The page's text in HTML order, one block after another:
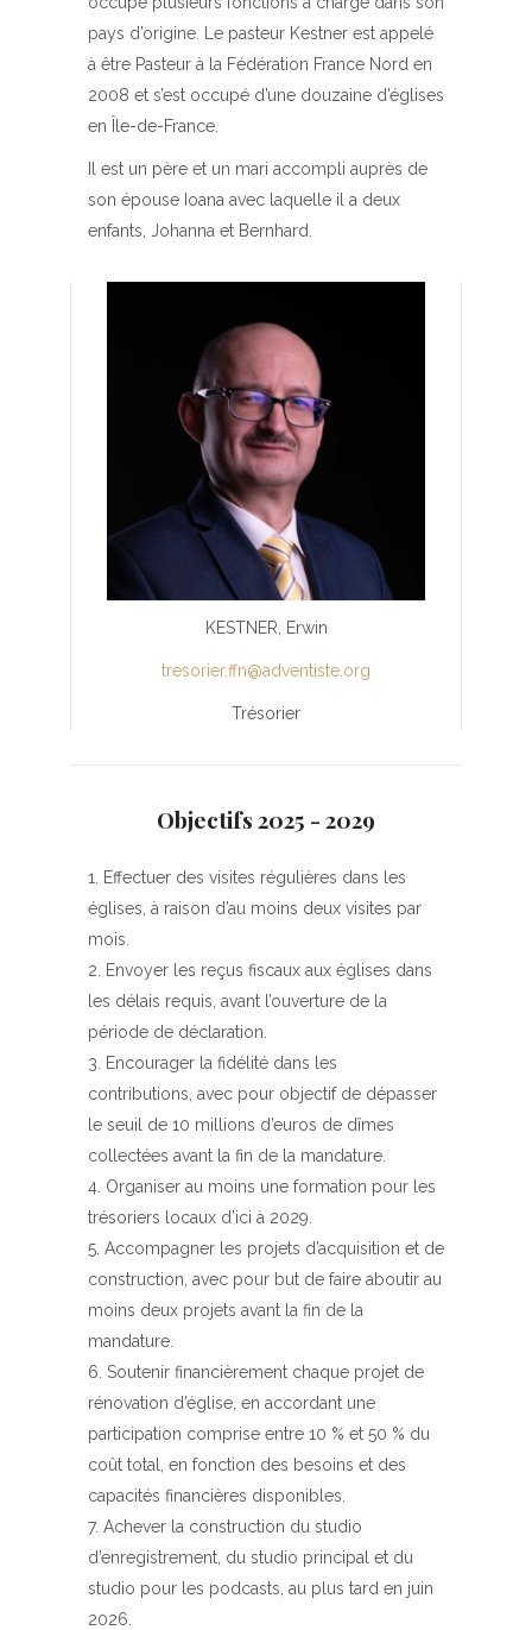
pays d’origine. Le pasteur Kestner est appelé
à être Pasteur à la Fédération France Nord en
2008 et s’est occupé d’une douzaine d’églises
en Île-de-France.
Il est un père et un mari accompli auprès de
son épouse Ioana avec laquelle il a deux
enfants, Johanna et Bernhard.
KESTNER, Erwin
tresorier.ffn@adventiste.org
Trésorier
Objectifs 2025 - 2029
Effectuer des visites régulières dans les
églises, à raison d’au moins deux visites par
mois.
Envoyer les reçus fiscaux aux églises dans
les délais requis, avant l’ouverture de la
période de déclaration.
Encourager la fidélité dans les
contributions, avec pour objectif de dépasser
le seuil de 10 millions d’euros de dîmes
collectées avant la fin de la mandature.
Organiser au moins une formation pour les
trésoriers locaux d’ici à 2029.
Accompagner les projets d’acquisition et de
construction, avec pour but de faire aboutir au
moins deux projets avant la fin de la
mandature.
Soutenir financièrement chaque projet de
rénovation d’église, en accordant une
participation comprise entre 10 % et 50 % du
coût total, en fonction des besoins et des
capacités financières disponibles.
Achever la construction du studio
d’enregistrement, du studio principal et du
studio pour les podcasts, au plus tard en juin
2026.